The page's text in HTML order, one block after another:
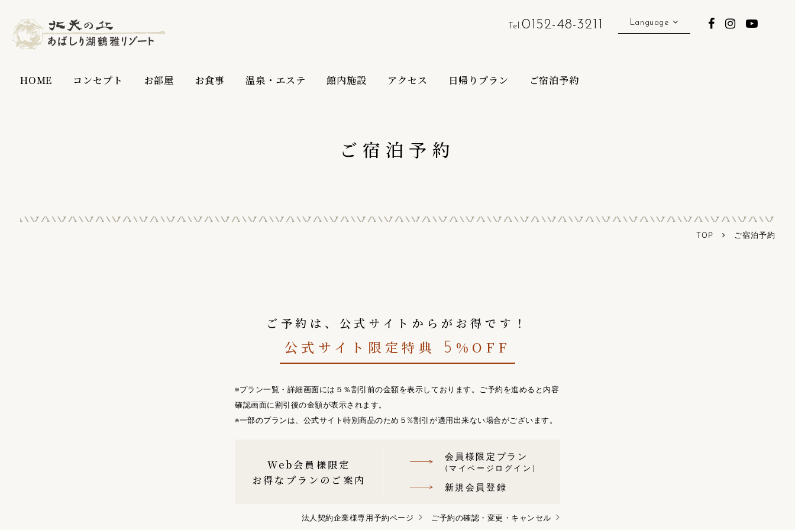
HOME コンセプト お部屋 お食事 温泉・エステ 館内施設 アクセス 日帰りプラン ご宿泊予約
Tel.0152-48-3211 Language
ご宿泊予約
TOP ご宿泊予約
ご予約は、公式サイトからがお得です！
公式サイト限定特典 5 %OFF
※プラン一覧・詳細画面には５％割引前の金額を表示しております。ご予約を進めると内容
確認画面に割引後の金額が表示されます。
※一部のプランは、公式サイト特別商品のため５%割引が適用出来ない場合がございます。
Web会員様限定
お得なプランのご案内
会員様限定プラン
(マイページログイン)
新規会員登録
法人契約企業様専用予約ページ ご予約の確認・変更・キャンセル